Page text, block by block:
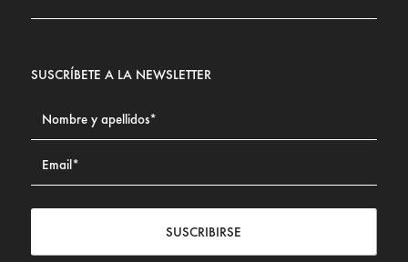
SUSCRÍBETE A LA NEWSLETTER
SUSCRIBIRSE